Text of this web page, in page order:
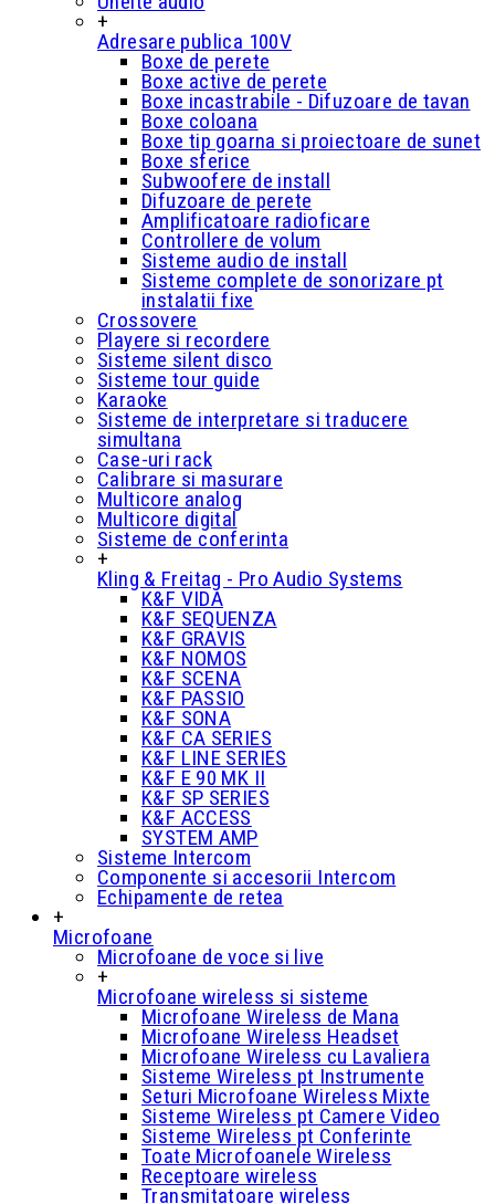
+
Adresare publica 100V
Boxe de perete
Boxe active de perete
Boxe incastrabile - Difuzoare de tavan
Boxe coloana
Boxe tip goarna si proiectoare de sunet
Boxe sferice
Subwoofere de install
Difuzoare de perete
Amplificatoare radioficare
Controllere de volum
Sisteme audio de install
Sisteme complete de sonorizare pt
instalatii fixe
Crossovere
Playere si recordere
Sisteme silent disco
Sisteme tour guide
Karaoke
Sisteme de interpretare si traducere
simultana
Case-uri rack
Calibrare si masurare
Multicore analog
Multicore digital
Sisteme de conferinta
+
Kling & Freitag - Pro Audio Systems
K&F VIDA
K&F SEQUENZA
K&F GRAVIS
K&F NOMOS
K&F SCENA
K&F PASSIO
K&F SONA
K&F CA SERIES
K&F LINE SERIES
K&F E 90 MK II
K&F SP SERIES
K&F ACCESS
SYSTEM AMP
Sisteme Intercom
Componente si accesorii Intercom
Echipamente de retea
+
Microfoane
Microfoane de voce si live
+
Microfoane wireless si sisteme
Microfoane Wireless de Mana
Microfoane Wireless Headset
Microfoane Wireless cu Lavaliera
Sisteme Wireless pt Instrumente
Seturi Microfoane Wireless Mixte
Sisteme Wireless pt Camere Video
Sisteme Wireless pt Conferinte
Toate Microfoanele Wireless
Receptoare wireless
Transmitatoare wireless